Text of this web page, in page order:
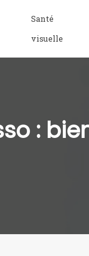
Santé
visuelle
: